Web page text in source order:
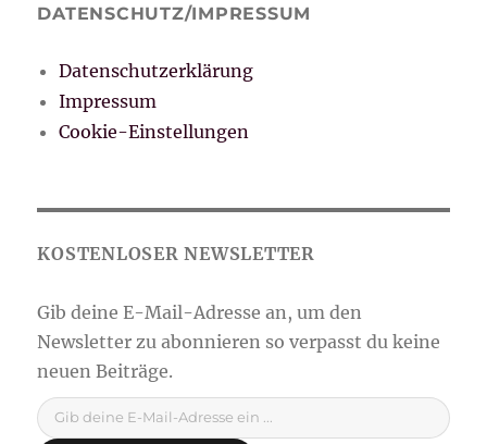
DATENSCHUTZ/IMPRESSUM
Datenschutzerklärung
Impressum
Cookie-Einstellungen
Gib deine E-Mail-Adresse ein ...